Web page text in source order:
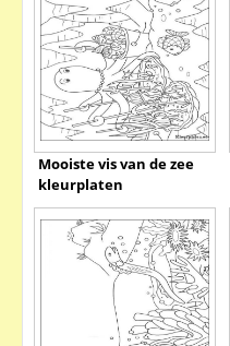
Mooiste vis van de zee
kleurplaten